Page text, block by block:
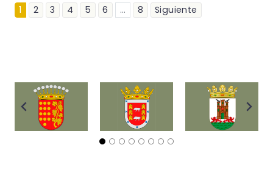
1 2 3 4 5 6 ... 8 Siguiente